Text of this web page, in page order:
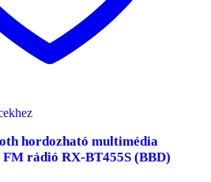
hordozható multimédia
rádió RX-BT455S (BBD)